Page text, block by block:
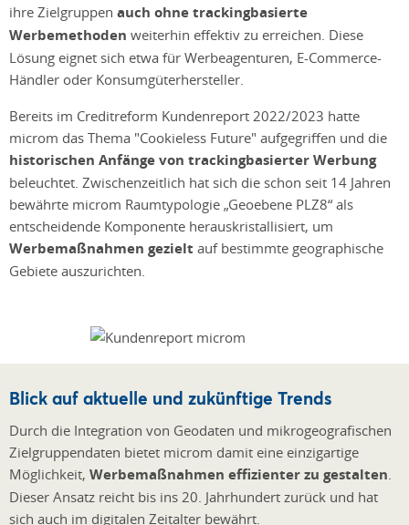
ihre Zielgruppen auch ohne trackingbasierte
Werbemethoden weiterhin effektiv zu erreichen. Diese
Lösung eignet sich etwa für Werbeagenturen, E-Commerce-
Händler oder Konsumgüterhersteller.
Bereits im Creditreform Kundenreport 2022/2023 hatte
microm das Thema "Cookieless Future" aufgegriffen und die
historischen Anfänge von trackingbasierter Werbung
beleuchtet. Zwischenzeitlich hat sich die schon seit 14 Jahren
bewährte microm Raumtypologie „Geoebene PLZ8“ als
entscheidende Komponente herauskristallisiert, um
Werbemaßnahmen gezielt auf bestimmte geographische
Gebiete auszurichten.
Blick auf aktuelle und zukünftige Trends
Durch die Integration von Geodaten und mikrogeografischen
Zielgruppendaten bietet microm damit eine einzigartige
Möglichkeit, Werbemaßnahmen effizienter zu gestalten
Dieser Ansatz reicht bis ins 20. Jahrhundert zurück und hat
sich auch im digitalen Zeitalter bewährt.